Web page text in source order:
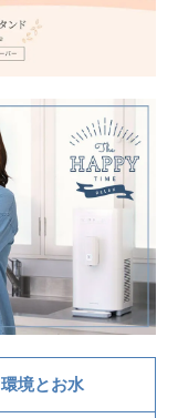
環境とお水